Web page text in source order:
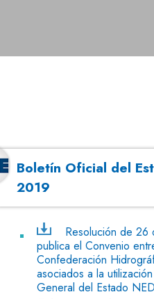
Boletín Oficial del
2019
Resolución de
publica el Convenio
Confederación
asociados a la
General del Estado